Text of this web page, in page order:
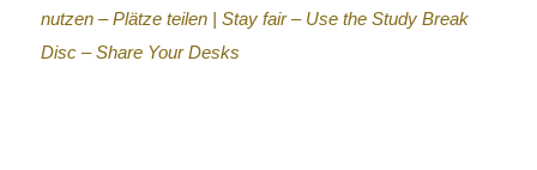
nutzen – Plätze teilen | Stay fair – Use the Study Break
Disc – Share Your Desks